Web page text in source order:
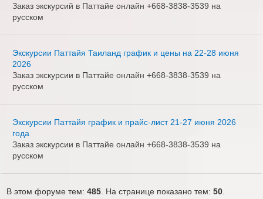
Заказ экскурсий в Паттайе онлайн +668-3838-3539 на
русском
Экскурсии Паттайя Таиланд график и цены на 22-28 июня
2026
Заказ экскурсии в Паттайе онлайн +668-3838-3539 на
русском
Экскурсии Паттайя график и прайс-лист 21-27 июня 2026
года
Заказ экскурсии в Паттайе онлайн +668-3838-3539 на
русском
В этом форуме тем: 485. На странице показано тем: 50.